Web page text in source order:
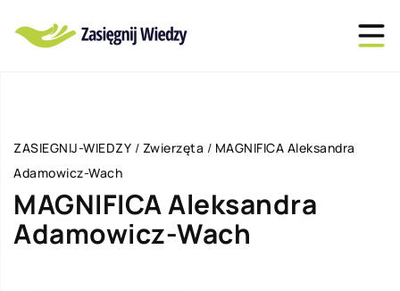
ZASIEGNIJ-WIEDZY / Zwierzęta / MAGNIFICA Aleksandra
Adamowicz-Wach
MAGNIFICA Aleksandra
Adamowicz-Wach